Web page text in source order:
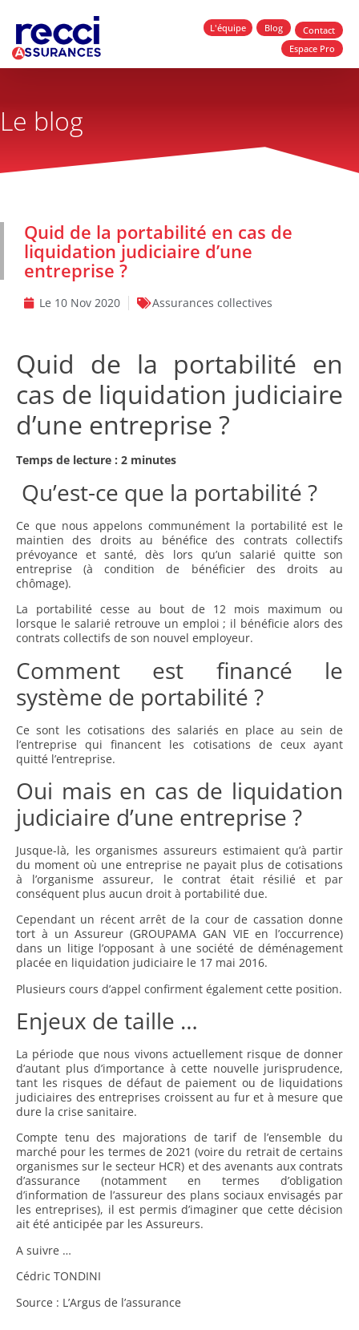
L'équipe Blog
Contact
Espace Pro
Le blog
Quid de la portabilité en cas de
liquidation judiciaire d’une
entreprise ?
Le 10 Nov 2020 Assurances collectives
Quid de la portabilité en
cas de liquidation judiciaire
d’une entreprise ?
Temps de lecture : 2 minutes
Qu’est-ce que la portabilité ?
Ce que nous appelons communément la portabilité est le
maintien des droits au bénéfice des contrats collectifs
prévoyance et santé, dès lors qu’un salarié quitte son
entreprise (à condition de bénéficier des droits au
chômage).
La portabilité cesse au bout de 12 mois maximum ou
lorsque le salarié retrouve un emploi ; il bénéficie alors des
contrats collectifs de son nouvel employeur.
Comment est financé le
système de portabilité ?
Ce sont les cotisations des salariés en place au sein de
l’entreprise qui financent les cotisations de ceux ayant
quitté l’entreprise.
Oui mais en cas de liquidation
judiciaire d’une entreprise ?
Jusque-là, les organismes assureurs estimaient qu’à partir
du moment où une entreprise ne payait plus de cotisations
à l’organisme assureur, le contrat était résilié et par
conséquent plus aucun droit à portabilité due.
Cependant un récent arrêt de la cour de cassation donne
tort à un Assureur (GROUPAMA GAN VIE en l’occurrence)
dans un litige l’opposant à une société de déménagement
placée en liquidation judiciaire le 17 mai 2016.
Plusieurs cours d’appel confirment également cette position.
Enjeux de taille …
La période que nous vivons actuellement risque de donner
d’autant plus d’importance à cette nouvelle jurisprudence,
tant les risques de défaut de paiement ou de liquidations
judiciaires des entreprises croissent au fur et à mesure que
dure la crise sanitaire.
Compte tenu des majorations de tarif de l’ensemble du
marché pour les termes de 2021 (voire du retrait de certains
organismes sur le secteur HCR) et des avenants aux contrats
d’assurance (notamment en termes d’obligation
d’information de l’assureur des plans sociaux envisagés par
les entreprises), il est permis d’imaginer que cette décision
ait été anticipée par les Assureurs.
A suivre …
Cédric TONDINI
Source : L’Argus de l’assurance